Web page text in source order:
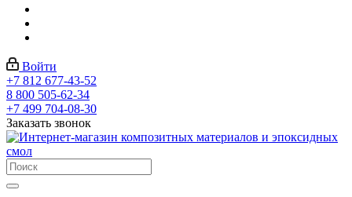
Войти
+7 812 677-43-52
8 800 505-62-34
+7 499 704-08-30
Заказать звонок